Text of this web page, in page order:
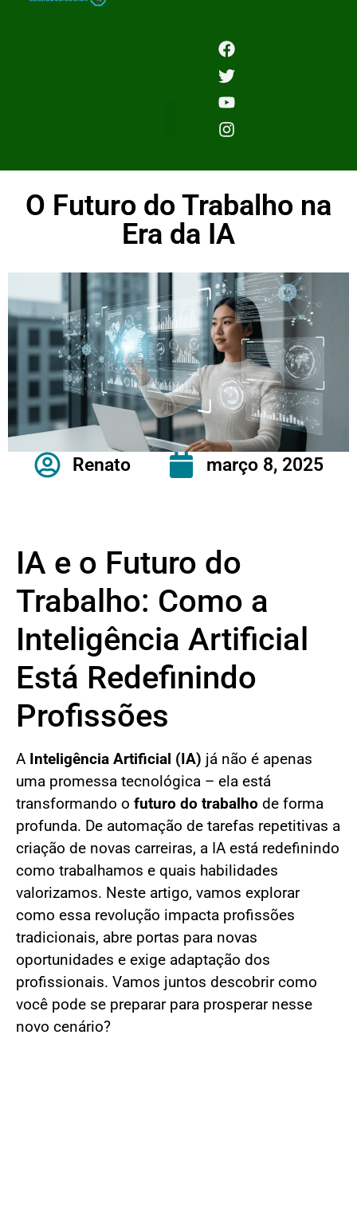
O Futuro do Trabalho na
Era da IA
Renato março 8, 2025
IA e o Futuro do
Trabalho: Como a
Inteligência Artificial
Está Redefinindo
Profissões
A Inteligência Artificial (IA) já não é apenas
uma promessa tecnológica – ela está
transformando o futuro do trabalho de forma
profunda. De automação de tarefas repetitivas a
criação de novas carreiras, a IA está redefinindo
como trabalhamos e quais habilidades
valorizamos. Neste artigo, vamos explorar
como essa revolução impacta profissões
tradicionais, abre portas para novas
oportunidades e exige adaptação dos
profissionais. Vamos juntos descobrir como
você pode se preparar para prosperar nesse
novo cenário?